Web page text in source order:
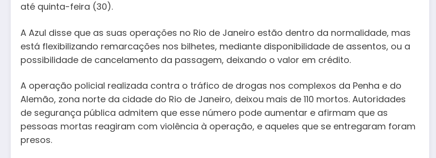
até quinta-feira (30).
A Azul disse que as suas operações no Rio de Janeiro estão dentro da normalidade, mas
está flexibilizando remarcações nos bilhetes, mediante disponibilidade de assentos, ou a
possibilidade de cancelamento da passagem, deixando o valor em crédito.
A operação policial realizada contra o tráfico de drogas nos complexos da Penha e do
Alemão, zona norte da cidade do Rio de Janeiro, deixou mais de 110 mortos. Autoridades
de segurança pública admitem que esse número pode aumentar e afirmam que as
pessoas mortas reagiram com violência à operação, e aqueles que se entregaram foram
presos.